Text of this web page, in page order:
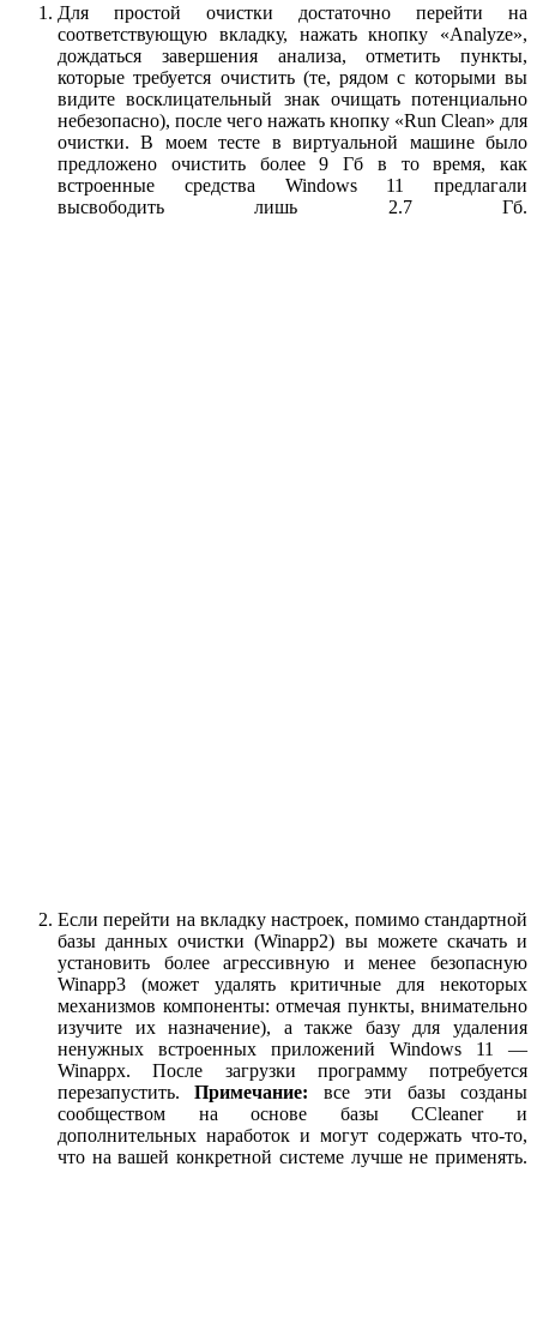
Для простой очистки достаточно перейти на
соответствующую вкладку, нажать кнопку «Analyze»,
дождаться завершения анализа, отметить пункты,
которые требуется очистить (те, рядом с которыми вы
видите восклицательный знак очищать потенциально
небезопасно), после чего нажать кнопку «Run Clean» для
очистки. В моем тесте в виртуальной машине было
предложено очистить более 9 Гб в то время, как
встроенные средства Windows 11 предлагали
высвободить лишь 2.7 Гб.
Если перейти на вкладку настроек, помимо стандартной
базы данных очистки (Winapp2) вы можете скачать и
установить более агрессивную и менее безопасную
Winapp3 (может удалять критичные для некоторых
механизмов компоненты: отмечая пункты, внимательно
изучите их назначение), а также базу для удаления
ненужных встроенных приложений Windows 11 —
Winappx. После загрузки программу потребуется
перезапустить.Примечание: все эти базы созданы
сообществом на основе базы CCleaner и
дополнительных наработок и могут содержать что-то,
что на вашей конкретной системе лучше не применять.